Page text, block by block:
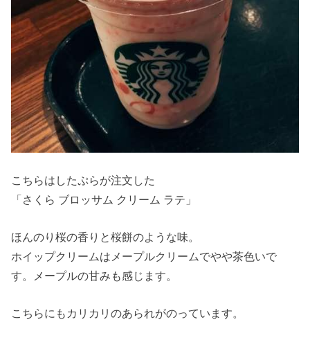
こちらはしたぷらが注文した
「さくら ブロッサム クリーム ラテ」
ほんのり桜の香りと桜餅のような味。
ホイップクリームはメープルクリームでやや茶色いで
す。メープルの甘みも感じます。
こちらにもカリカリのあられがのっています。